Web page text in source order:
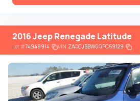
2016 Jeep Renegade Latitude
Lot#74948914 VIN:ZACCJBBW0GPC59129